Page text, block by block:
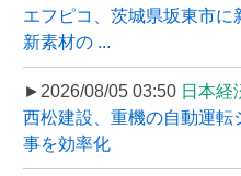
エフピコ、茨城県坂東市
新素材の ...
►2026/08/05 03:50 日本経
西松建設、重機の自動運転
事を効率化